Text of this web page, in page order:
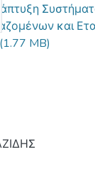
και
MB)